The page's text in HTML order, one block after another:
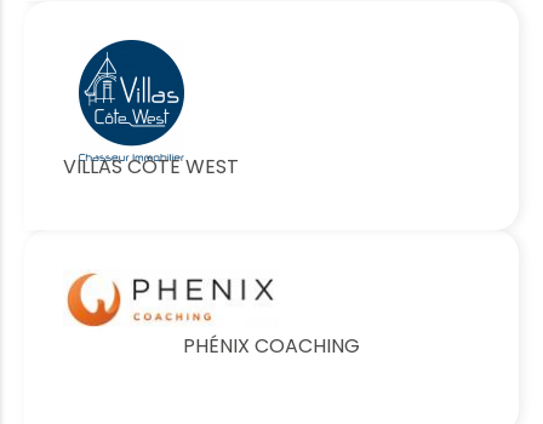
PHÉNIX COACHING
VILLAS CÔTE WEST